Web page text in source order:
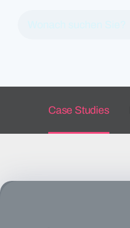
Case Studies